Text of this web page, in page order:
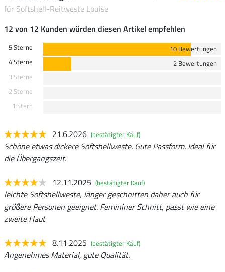
für Softshell-Reitweste Louise
12 von 12 Kunden würden diesen Artikel empfehlen
5 Sterne
10 Bewertungen
4 Sterne
2 Bewertungen
3 Sterne
2 Sterne
1 Stern
21.6.2026 (bestätigter Kauf)
Schöne etwas dickere Softshellweste. Gute Passform. Ideal für
die Übergangszeit.
12.11.2025 (bestätigter Kauf)
leichte Softshellweste, länger geschnitten daher auch für
größere Personen geeignet. Femininer Schnitt, passt wie eine
zweite Haut
8.11.2025 (bestätigter Kauf)
Angenehmes Material, gute Qualität.